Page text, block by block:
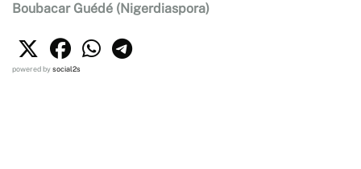
Boubacar Guédé (Nigerdiaspora)
powered bysocial2s